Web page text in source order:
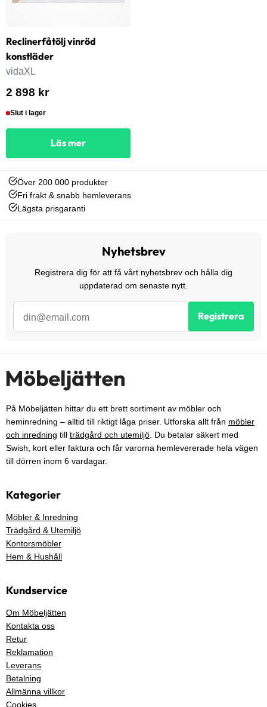
Reclinerfåtölj vinröd
konstläder
vidaXL
2 898 kr
Slut i lager
Läs mer
Över 200 000 produkter
Fri frakt & snabb hemleverans
Lägsta prisgaranti
Nyhetsbrev
Registrera dig för att få vårt nyhetsbrev och hålla dig
uppdaterad om senaste nytt.
Registrera
På Möbeljätten hittar du ett brett sortiment av möbler och
heminredning – alltid till riktigt låga priser. Utforska allt från möbler
och inredning till trädgård och utemiljö. Du betalar säkert med
Swish, kort eller faktura och får varorna hemlevererade hela vägen
till dörren inom 6 vardagar.
Kategorier
Möbler & Inredning
Trädgård & Utemiljö
Kontorsmöbler
Hem & Hushåll
Kundservice
Om Möbeljätten
Kontakta oss
Retur
Reklamation
Leverans
Betalning
Allmänna villkor
Cookies